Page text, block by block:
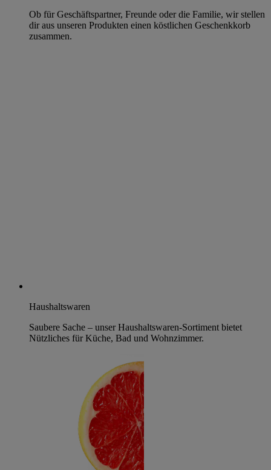
Ob für Geschäftspartner, Freunde oder die Familie, wir stellen
dir aus unseren Produkten einen köstlichen Geschenkkorb
zusammen.
Haushaltswaren
Saubere Sache – unser Haushaltswaren-Sortiment bietet
Nützliches für Küche, Bad und Wohnzimmer.